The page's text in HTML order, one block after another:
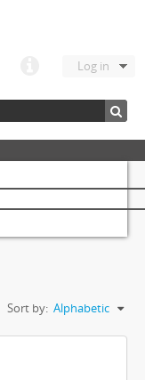
Log in
Sort by: Alphabetic